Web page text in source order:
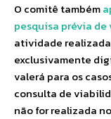
O comitê também
pesquisa prévia
atividade
exclusivamente
valerá para os
consulta de
não for realizada